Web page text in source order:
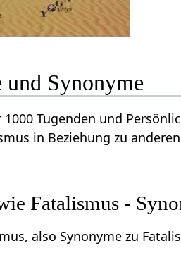
Synonyme
Tugenden und
in Beziehung zu
Fatalismus -
also Synonyme zu